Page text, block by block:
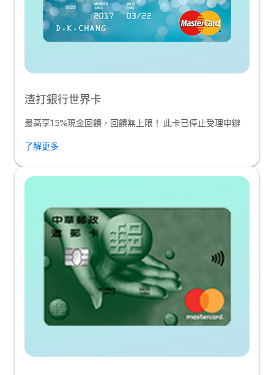
渣打銀行世界卡
最高享1.5%現金回饋，回饋無上限！ 此卡已停止受理申辦
了解更多